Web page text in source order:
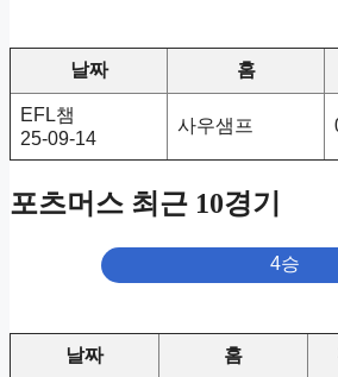
날짜 홈
EFL챔
25-09-14
사우샘프
포츠머스 최근 10경기
4승
날짜 홈